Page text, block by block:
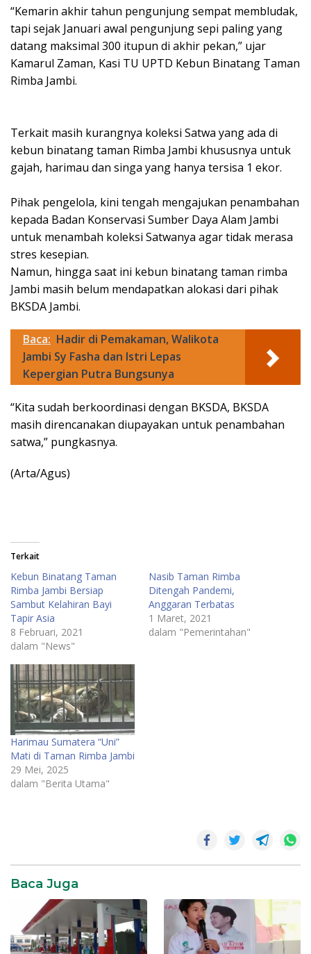
“Kemarin akhir tahun pengunjung sempat membludak,
tapi sejak Januari awal pengunjung sepi paling yang
datang maksimal 300 itupun di akhir pekan,” ujar
Kamarul Zaman, Kasi TU UPTD Kebun Binatang Taman
Rimba Jambi.
Terkait masih kurangnya koleksi Satwa yang ada di
kebun binatang taman Rimba Jambi khususnya untuk
gajah, harimau dan singa yang hanya tersisa 1 ekor.
Pihak pengelola, kini tengah mengajukan penambahan
kepada Badan Konservasi Sumber Daya Alam Jambi
untuk menambah koleksi Satwanya agar tidak merasa
stres kesepian.
Namun, hingga saat ini kebun binatang taman rimba
Jambi masih belum mendapatkan alokasi dari pihak
BKSDA Jambi.
Baca: Hadir di Pemakaman, Walikota
Jambi Sy Fasha dan Istri Lepas
Kepergian Putra Bungsunya
“Kita sudah berkoordinasi dengan BKSDA, BKSDA
masih direncanakan diupayakan untuk penambahan
satwa,” pungkasnya.
(Arta/Agus)
Terkait
Kebun Binatang Taman
Rimba Jambi Bersiap
Sambut Kelahiran Bayi
Tapir Asia
8 Februari, 2021
dalam "News"
Nasib Taman Rimba
Ditengah Pandemi,
Anggaran Terbatas
1 Maret, 2021
dalam "Pemerintahan"
Harimau Sumatera “Uni”
Mati di Taman Rimba Jambi
29 Mei, 2025
dalam "Berita Utama"
Baca Juga